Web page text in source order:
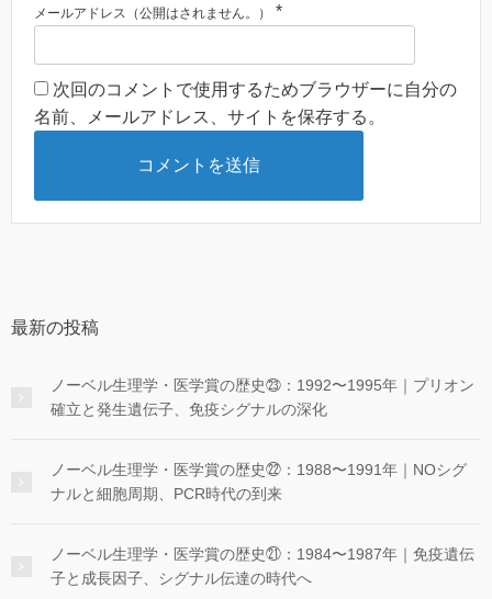
メールアドレス（公開はされません。） *
次回のコメントで使用するためブラウザーに自分の
名前、メールアドレス、サイトを保存する。
最新の投稿
ノーベル生理学・医学賞の歴史㉓：1992〜1995年｜プリオン
確立と発生遺伝子、免疫シグナルの深化
ノーベル生理学・医学賞の歴史㉒：1988〜1991年｜NOシグ
ナルと細胞周期、PCR時代の到来
ノーベル生理学・医学賞の歴史㉑：1984〜1987年｜免疫遺伝
子と成長因子、シグナル伝達の時代へ